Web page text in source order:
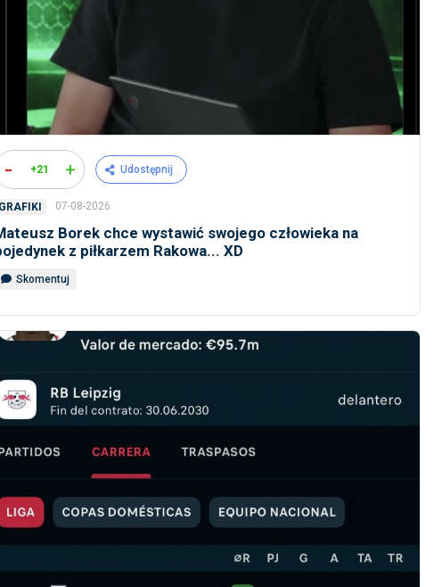
- +21 + Udostępnij
07-08-2026
Borek chce wystawić swojego człowieka na
z piłkarzem Rakowa... XD
Skomentuj